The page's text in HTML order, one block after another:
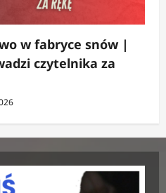
w fabryce snów |
czytelnika za